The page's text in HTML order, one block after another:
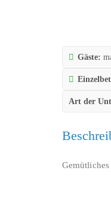
Gäste:
Art der